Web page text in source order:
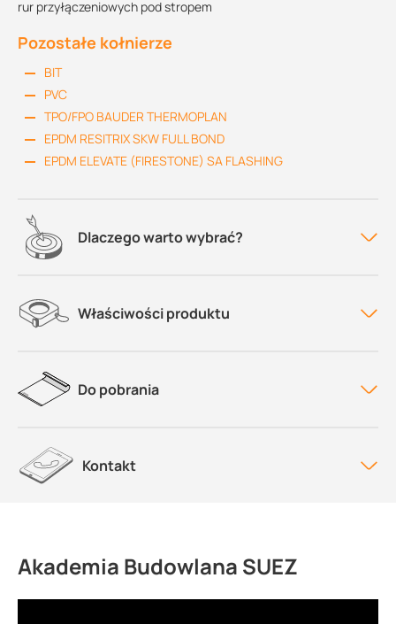
rur przyłączeniowych pod stropem
Pozostałe kołnierze
BIT
PVC
TPO/FPO BAUDER THERMOPLAN
EPDM RESITRIX SKW FULL BOND
EPDM ELEVATE (FIRESTONE) SA FLASHING
Dlaczego warto wybrać?
Właściwości produktu
Do pobrania
Kontakt
Akademia Budowlana SUEZ